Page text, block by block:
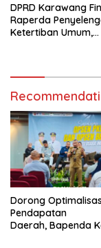
DPRD Karawang
Raperda
Ketertiban Umum,
Dorong
Pendapatan
Daerah, Bapenda